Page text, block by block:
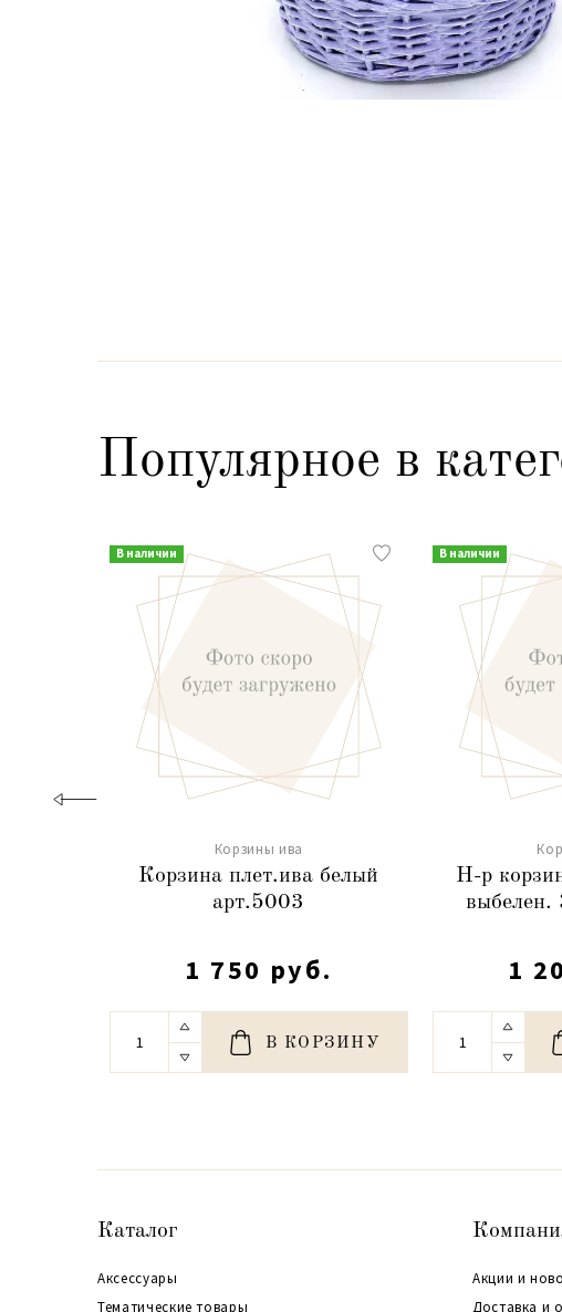
Популярное в
В наличии
Корзины ива
Корзина плет.ива белый
арт.5003
1 750 руб.
В КОРЗИНУ
В наличии
Н-р
выбелен.
1
Каталог
Аксессуары
Тематические товары
Акции и
Доставка и